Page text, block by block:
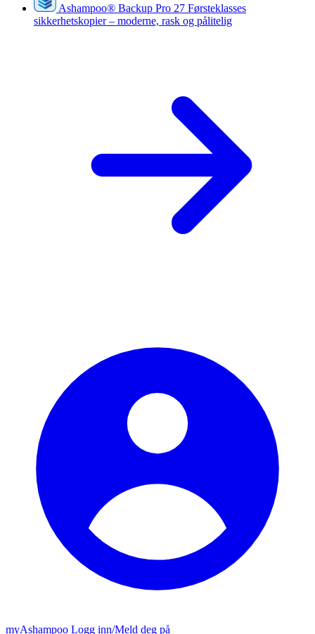
Ashampoo® Backup Pro 27 Førsteklasses
sikkerhetskopier – moderne, rask og pålitelig
myAshampoo Logg inn/Meld deg på